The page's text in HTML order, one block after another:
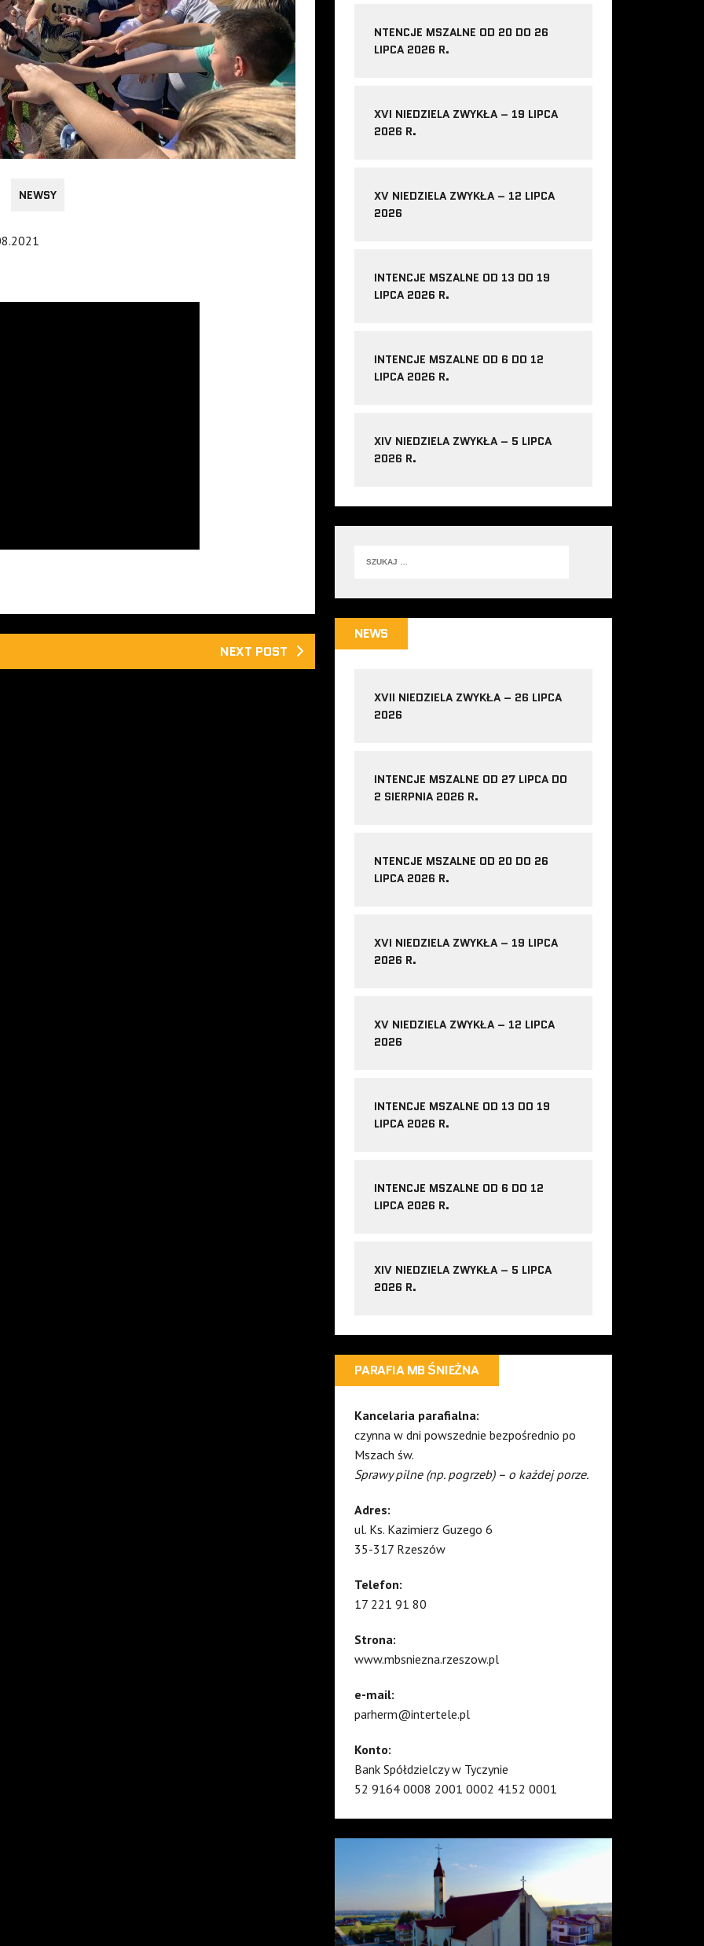
NEWSY
NEXT POST
NTENCJE MSZALNE OD 20 DO 26
LIPCA 2026 R.
XVI NIEDZIELA ZWYKŁA – 19 LIPCA
2026 R.
XV NIEDZIELA ZWYKŁA – 12 LIPCA
2026
INTENCJE MSZALNE OD 13 DO 19
LIPCA 2026 R.
INTENCJE MSZALNE OD 6 DO 12
LIPCA 2026 R.
XIV NIEDZIELA ZWYKŁA – 5 LIPCA
2026 R.
NEWS
XVII NIEDZIELA ZWYKŁA – 26 LIPCA
2026
INTENCJE MSZALNE OD 27 LIPCA DO
2 SIERPNIA 2026 R.
NTENCJE MSZALNE OD 20 DO 26
LIPCA 2026 R.
XVI NIEDZIELA ZWYKŁA – 19 LIPCA
2026 R.
XV NIEDZIELA ZWYKŁA – 12 LIPCA
2026
INTENCJE MSZALNE OD 13 DO 19
LIPCA 2026 R.
INTENCJE MSZALNE OD 6 DO 12
LIPCA 2026 R.
XIV NIEDZIELA ZWYKŁA – 5 LIPCA
2026 R.
PARAFIA MB ŚNIEŻNA
Kancelaria parafialna:
czynna w dni powszednie bezpośrednio po
Mszach św.
Sprawy pilne (np. pogrzeb) – o każdej porze.
Adres:
ul. Ks. Kazimierz Guzego 6
35-317 Rzeszów
Telefon:
17 221 91 80
Strona:
www.mbsniezna.rzeszow.pl
e-mail:
parherm@intertele.pl
Konto:
Bank Spółdzielczy w Tyczynie
52 9164 0008 2001 0002 4152 0001